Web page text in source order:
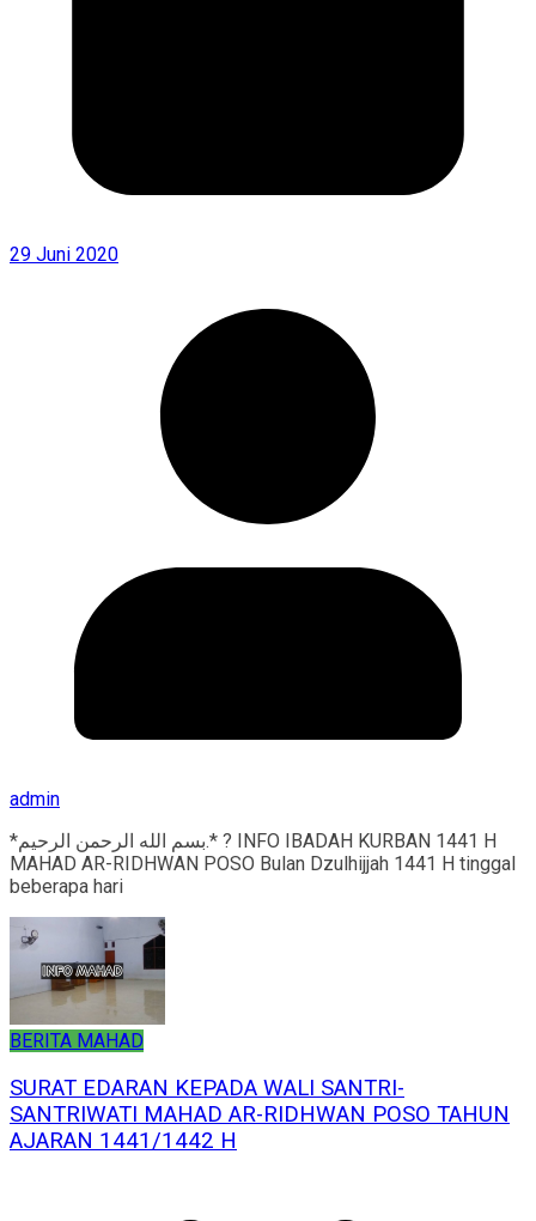
29 Juni 2020
admin
*بسم الله الرحمن الرحيم.* ? INFO IBADAH KURBAN 1441 H
MAHAD AR-RIDHWAN POSO Bulan Dzulhijjah 1441 H tinggal
beberapa hari
BERITA MAHAD
SURAT EDARAN KEPADA WALI SANTRI-
SANTRIWATI MAHAD AR-RIDHWAN POSO TAHUN
AJARAN 1441/1442 H